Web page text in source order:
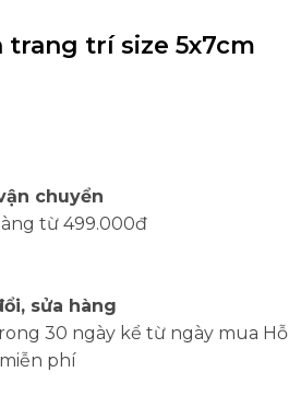
trang trí size 5x7cm
chuyển
từ 499.000đ
sửa hàng
30 ngày kể từ ngày mua Hỗ
phí